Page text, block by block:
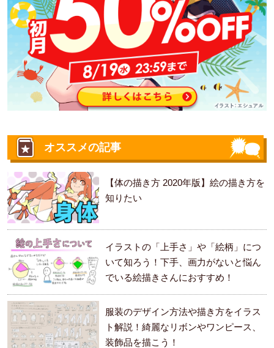
オススメの記事
【体の描き方 2020年版】絵の描き方を
知りたい
イラストの「上手さ」や「絵柄」につ
いて知ろう！下手、画力がないと悩ん
でいる絵描きさんにおすすめ！
服装のデザイン方法や描き方をイラス
ト解説！綺麗なリボンやワンピース、
装飾品を描こう！